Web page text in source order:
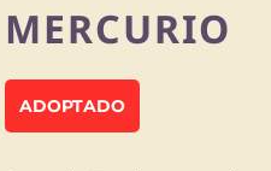
MERCURIO
ADOPTADO